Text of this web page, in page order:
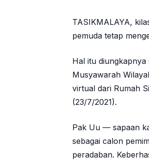
TASIKMALAYA,
pemuda tetap
Hal itu diungkapnya
Musyawarah
virtual dari Rumah
(23/7/2021).
Pak Uu — sapaan
sebagai calon
peradaban.